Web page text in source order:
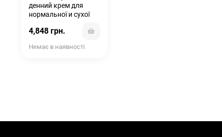
денний крем для
нормальної и сухої
CREAM
4,848 грн.
Немає в наявності